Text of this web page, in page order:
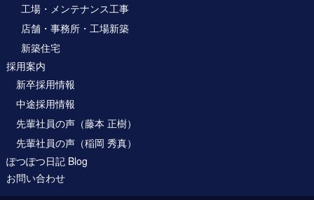
工場・メンテナンス工事
店舗・事務所・工場新築
新築住宅
採用案内
新卒採用情報
中途採用情報
先輩社員の声（藤本 正樹）
先輩社員の声（稲岡 秀真）
ぽつぽつ日記 Blog
お問い合わせ